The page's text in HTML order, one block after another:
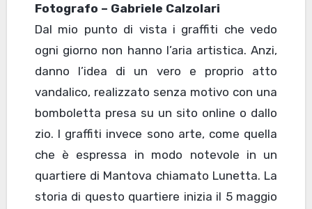
Fotografo – Gabriele Calzolari
Dal mio punto di vista i graffiti che vedo
ogni giorno non hanno l’aria artistica. Anzi,
danno l’idea di un vero e proprio atto
vandalico, realizzato senza motivo con una
bomboletta presa su un sito online o dallo
zio. I graffiti invece sono arte, come quella
che è espressa in modo notevole in un
quartiere di Mantova chiamato Lunetta. La
storia di questo quartiere inizia il 5 maggio